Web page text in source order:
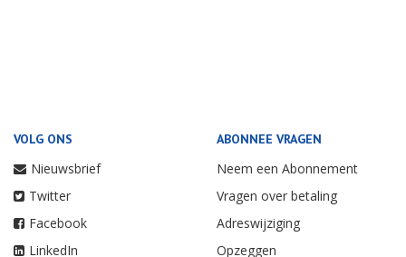
VOLG ONS
Nieuwsbrief
Twitter
Facebook
LinkedIn
ABONNEE VRAGEN
Neem een Abonnement
Vragen over betaling
Adreswijziging
Opzeggen